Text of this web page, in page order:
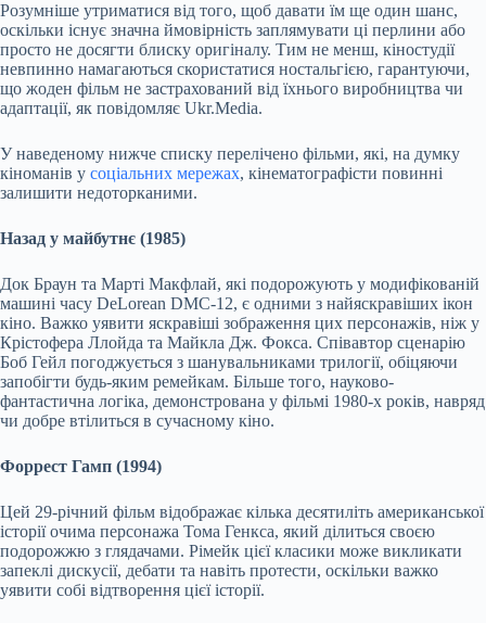
Розумніше утриматися від того, щоб давати їм ще один шанс,
оскільки існує значна ймовірність заплямувати ці перлини або
просто не досягти блиску оригіналу. Тим не менш, кіностудії
невпинно намагаються скористатися ностальгією, гарантуючи,
що жоден фільм не застрахований від їхнього виробництва чи
адаптації, як повідомляє Ukr.Media.
У наведеному нижче списку перелічено фільми, які, на думку
кіноманів у соціальних мережах, кінематографісти повинні
залишити недоторканими.
Назад у майбутнє (1985)
Док Браун та Марті Макфлай, які подорожують у модифікованій
машині часу DeLorean DMC-12, є одними з найяскравіших ікон
кіно. Важко уявити яскравіші зображення цих персонажів, ніж у
Крістофера Ллойда та Майкла Дж. Фокса. Співавтор сценарію
Боб Гейл погоджується з шанувальниками трилогії, обіцяючи
запобігти будь-яким ремейкам. Більше того, науково-
фантастична логіка, демонстрована у фільмі 1980-х років, навряд
чи добре втілиться в сучасному кіно.
Форрест Гамп (1994)
Цей 29-річний фільм відображає кілька десятиліть американської
історії очима персонажа Тома Генкса, який ділиться своєю
подорожжю з глядачами. Рімейк цієї класики може викликати
запеклі дискусії, дебати та навіть протести, оскільки важко
уявити собі відтворення цієї історії.